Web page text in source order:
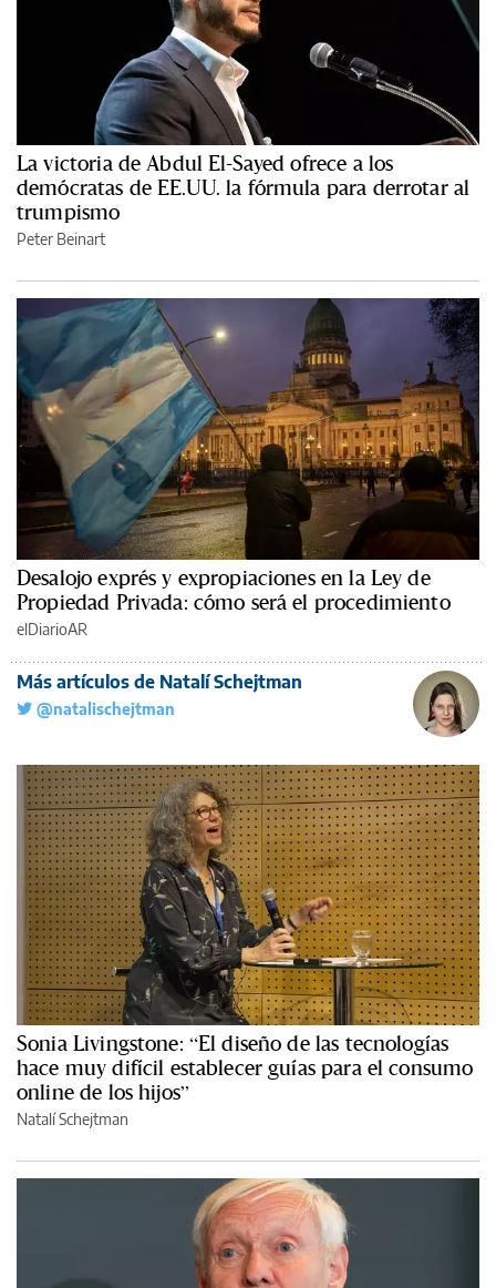
La victoria de Abdul El-Sayed ofrece a los
demócratas de EE.UU. la fórmula para derrotar al
trumpismo
Peter Beinart
Desalojo exprés y expropiaciones en la Ley de
Propiedad Privada: cómo será el procedimiento
elDiarioAR
Más artículos de Natalí Schejtman
@natalischejtman
Sonia Livingstone: “El diseño de las tecnologías
hace muy difícil establecer guías para el consumo
online de los hijos”
Natalí Schejtman